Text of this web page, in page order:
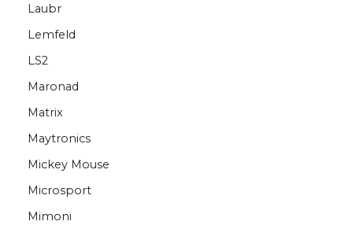
Laubr
Lemfeld
LS2
Maronad
Matrix
Maytronics
Mickey Mouse
Microsport
Mimoni